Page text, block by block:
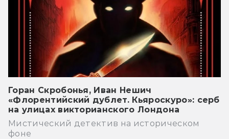
Горан Скробонья, Иван Нешич
«Флорентийский дублет. Кьяроскуро»: серб
на улицах викторианского Лондона
Мистический детектив на историческом
фоне